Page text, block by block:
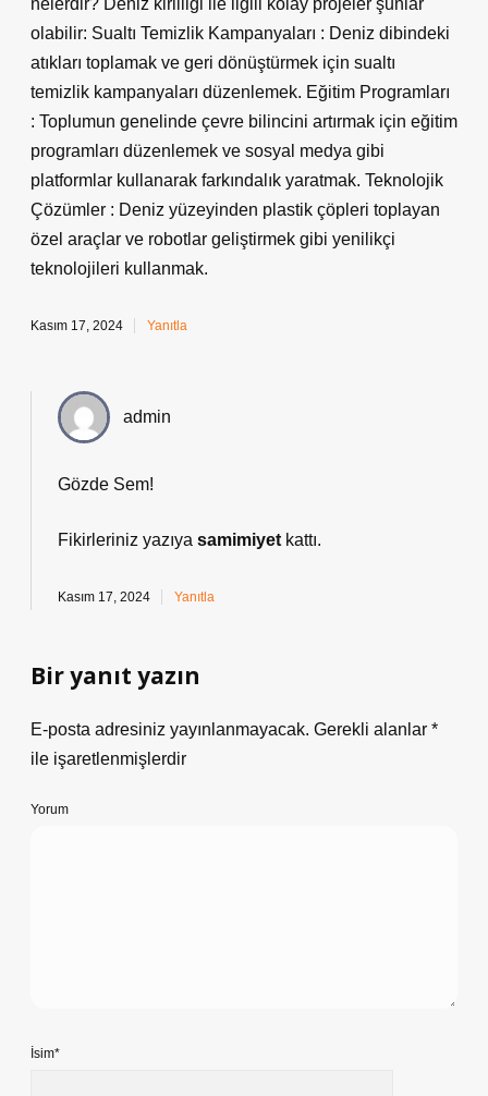
nelerdir? Deniz kirliliği ile ilgili kolay projeler şunlar
olabilir: Sualtı Temizlik Kampanyaları : Deniz dibindeki
atıkları toplamak ve geri dönüştürmek için sualtı
temizlik kampanyaları düzenlemek. Eğitim Programları
: Toplumun genelinde çevre bilincini artırmak için eğitim
programları düzenlemek ve sosyal medya gibi
platformlar kullanarak farkındalık yaratmak. Teknolojik
Çözümler : Deniz yüzeyinden plastik çöpleri toplayan
özel araçlar ve robotlar geliştirmek gibi yenilikçi
teknolojileri kullanmak.
Kasım 17, 2024 Yanıtla
admin
Gözde Sem!
Fikirleriniz yazıya samimiyet kattı.
Kasım 17, 2024 Yanıtla
Bir yanıt yazın
E-posta adresiniz yayınlanmayacak. Gerekli alanlar *
ile işaretlenmişlerdir
Yorum
İsim*